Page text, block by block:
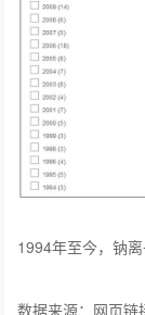
1994年至今，钠
数据来源：网页链